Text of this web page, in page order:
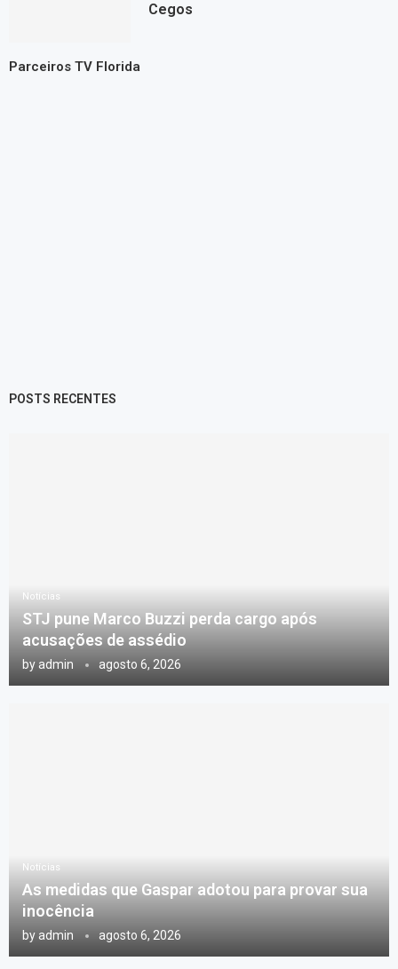
Cegos
Parceiros TV Florida
POSTS RECENTES
Notícias
STJ pune Marco Buzzi perda cargo após
acusações de assédio
by admin agosto 6, 2026
Notícias
As medidas que Gaspar adotou para provar sua
inocência
by admin agosto 6, 2026